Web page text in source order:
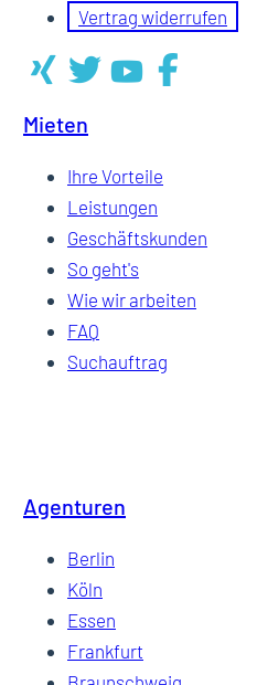
Vertrag widerrufen
Mieten
Ihre Vorteile
Leistungen
Geschäftskunden
So geht's
Wie wir arbeiten
FAQ
Suchauftrag
Agenturen
Berlin
Köln
Essen
Frankfurt